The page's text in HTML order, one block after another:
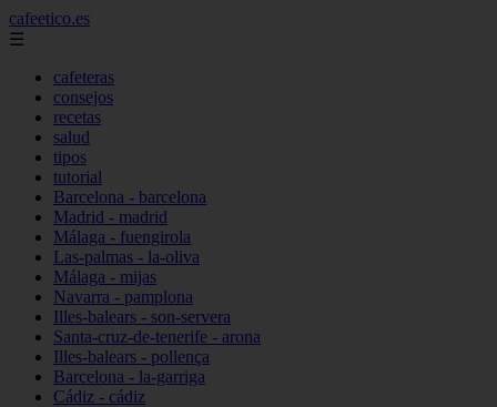
cafeetico.es
☰
cafeteras
consejos
recetas
salud
tipos
tutorial
Barcelona - barcelona
Madrid - madrid
Málaga - fuengirola
Las-palmas - la-oliva
Málaga - mijas
Navarra - pamplona
Illes-balears - son-servera
Santa-cruz-de-tenerife - arona
Illes-balears - pollença
Barcelona - la-garriga
Cádiz - cádiz